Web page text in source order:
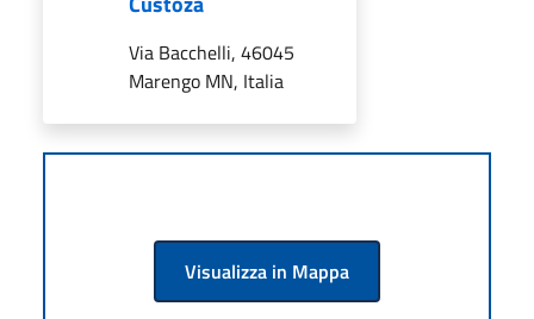
Via Bacchelli, 46045
Marengo MN, Italia
Visualizza in Mappa